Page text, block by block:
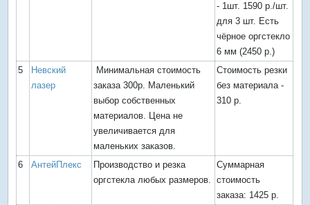
- 1шт. 1590 р./шт.
для 3 шт. Есть
чёрное оргстекло
6 мм (2450 р.)
5
Невский
лазер
Минимальная стоимость
заказа 300р. Маленький
выбор собственных
материалов. Цена не
увеличивается для
маленьких заказов.
Стоимость резки
без материала -
310 р.
6 АнтейПлекс
Производство и резка
оргстекла любых размеров.
Суммарная
стоимость
заказа: 1425 р.